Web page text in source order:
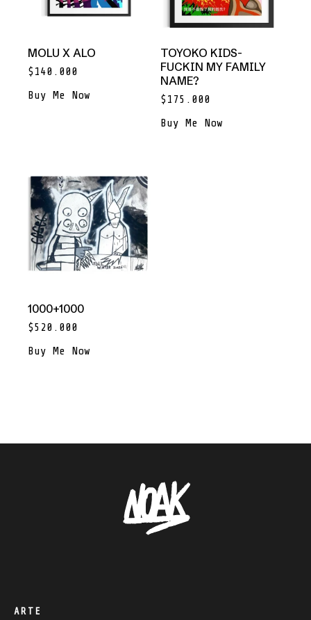
MOLU X ALO
$ 140.000
Buy Me Now
TOYOKO KIDS-
FUCKIN MY FAMILY
NAME?
$ 175.000
Buy Me Now
1000+1000
$520.000
Buy Me Now
ARTE